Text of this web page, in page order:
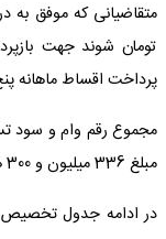
پرداخت اقساط ماهانه پنج میلیون و 454 هزار
مجموع رقم وام و سود
مبلغ 336 میلیون و 300 هزار تومان است.
در ادامه جدول تخصیص